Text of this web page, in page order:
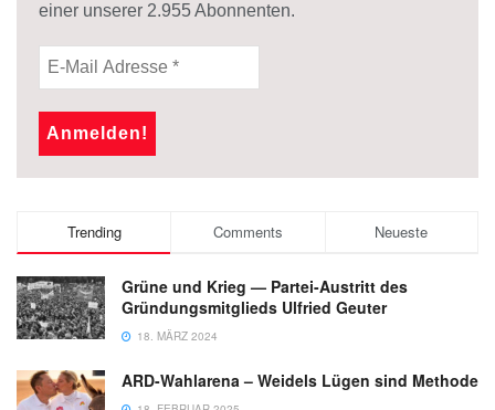
einer unserer 2.955Abonnenten.
Trending Comments Neueste
Grüne und Krieg — Partei-Austritt des
Gründungsmitglieds Ulfried Geuter
18. MÄRZ 2024
ARD-Wahlarena – Weidels Lügen sind Methode